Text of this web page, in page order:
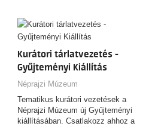
Kurátori tárlatvezetés -
Gyűjteményi Kiállítás
Néprajzi Múzeum
Tematikus kurátori vezetések a
Néprajzi Múzeum új Gyűjteményi
kiállításában. Csatlakozz ahhoz a